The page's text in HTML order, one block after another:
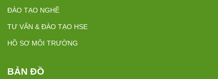
ĐÀO TẠO NGHỀ
TƯ VẤN & ĐÀO TẠO HSE
HỒ SƠ MÔI TRƯỜNG
BẢN ĐỒ